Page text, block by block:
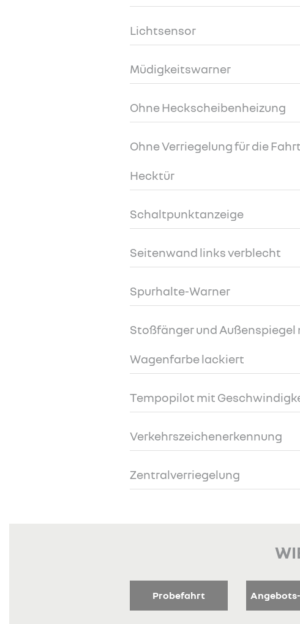
Lichtsensor
Müdigkeitswarner
Ohne Heckscheibenheizung
Ohne Verriegelung für die
Hecktür
Schaltpunktanzeige
Seitenwand links verblecht
Spurhalte-Warner
Stoßfänger und Außenspiegel
Wagenfarbe lackiert
Tempopilot mit
Verkehrszeichenerkennung
Zentralverriegelung
Probefahrt